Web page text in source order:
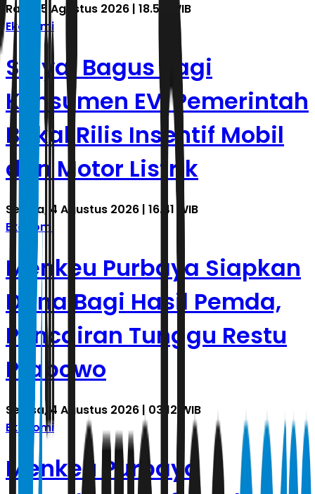
Rabu, 5 Agustus 2026 | 18.54 WIB
Ekonomi
Sinyal Bagus Bagi
Konsumen EV, Pemerintah
Bakal Rilis Insentif Mobil
dan Motor Listrik
Selasa, 4 Agustus 2026 | 16.41 WIB
Ekonomi
Menkeu Purbaya Siapkan
Dana Bagi Hasil Pemda,
Pencairan Tunggu Restu
Prabowo
Selasa, 4 Agustus 2026 | 03.12 WIB
Ekonomi
Menkeu Purbaya